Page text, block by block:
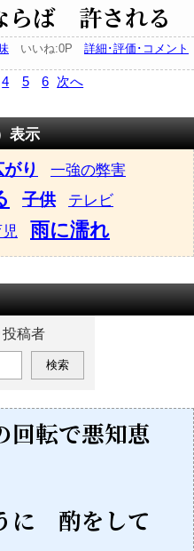
らば 許される
いいね:0P 詳細･評価･コメント
4 5 6 次へ
表示
り
一強の弊害
子供 テレビ
雨に濡れ
投稿者
転で悪知恵
に 酌をして